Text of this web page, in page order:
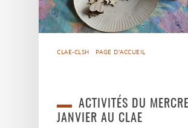
CLAE-CLSH PAGE D'ACCUEIL
ACTIVITÉS DU
JANVIER AU CLAE